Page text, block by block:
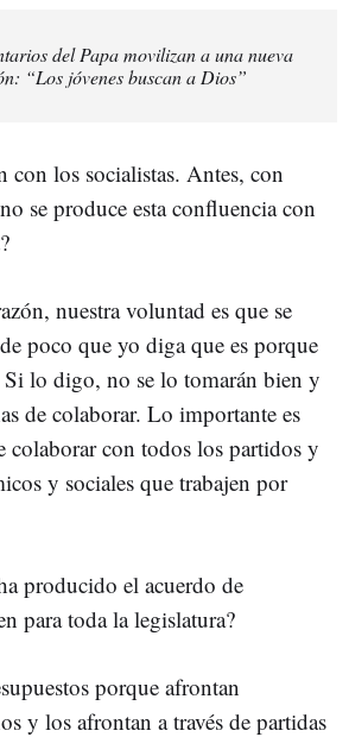
del Papa movilizan a una nueva
“Los jóvenes buscan a Dios”
con los socialistas. Antes, con
se produce esta confluencia con
nuestra voluntad es que se
poco que yo diga que es porque
Si lo digo, no se lo tomarán bien y
de colaborar. Lo importante es
colaborar con todos los partidos y
y sociales que trabajen por
producido el acuerdo de
para toda la legislatura?
porque afrontan
y los afrontan a través de partidas